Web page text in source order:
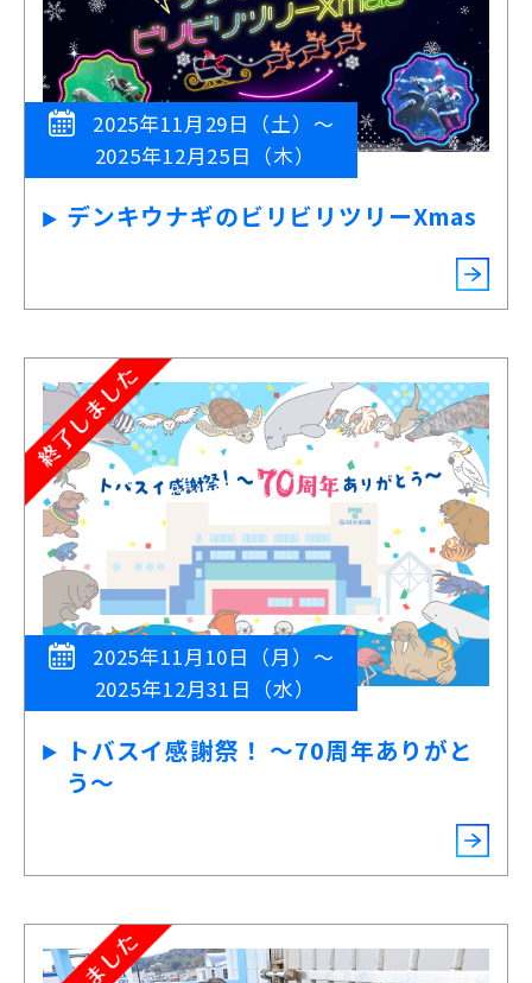
2025年11月29日（土）～
2025年12月25日（木）
デンキウナギのビリビリツリーXmas
2025年11月10日（月）～
2025年12月31日（水）
トバスイ感謝祭！ ～70周年ありがと
う～